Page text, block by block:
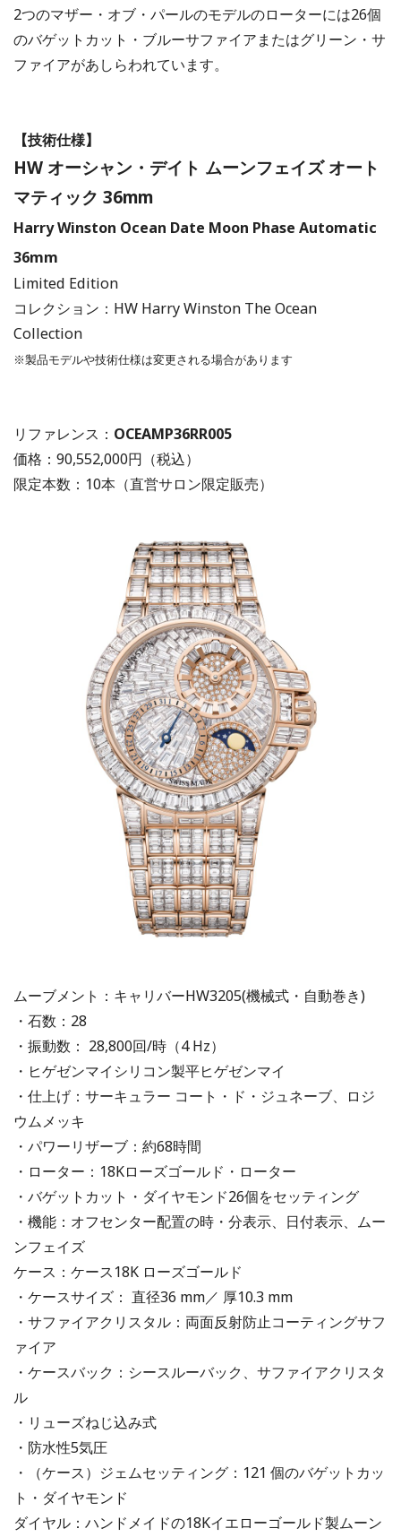
2つのマザー・オブ・パールのモデルのローターには26個
のバゲットカット・ブルーサファイアまたはグリーン・サ
ファイアがあしらわれています。
【技術仕様】
HW オーシャン・デイト ムーンフェイズ オート
マティック 36mm
Harry Winston Ocean Date Moon Phase Automatic
36mm
Limited Edition
コレクション：HW Harry Winston The Ocean
Collection
※製品モデルや技術仕様は変更される場合があります
リファレンス： OCEAMP36RR005
価格： 90,552,000円 （税込）
限定本数：10本（直営サロン限定販売）
ムーブメント：キャリバーHW3205(機械式・自動巻き)
・石数：28
・振動数： 28,800回/時（4 Hz）
・ヒゲゼンマイシリコン製平ヒゲゼンマイ
・仕上げ：サーキュラー コート・ド・ジュネーブ、ロジ
ウムメッキ
・パワーリザーブ：約68時間
・ローター：18Kローズゴールド・ローター
・バゲットカット・ダイヤモンド26個をセッティング
・機能：オフセンター配置の時・分表示、日付表示、ムー
ンフェイズ
ケース：ケース18K ローズゴールド
・ケースサイズ： 直径36 mm／ 厚10.3 mm
・サファイアクリスタル：両面反射防止コーティングサフ
ァイア
・ケースバック：シースルーバック、サファイアクリスタ
ル
・リューズねじ込み式
・防水性5気圧
・（ケース）ジェムセッティング：121 個のバゲットカッ
ト・ダイヤモンド
ダイヤル：ハンドメイドの18Kイエローゴールド製ムーン